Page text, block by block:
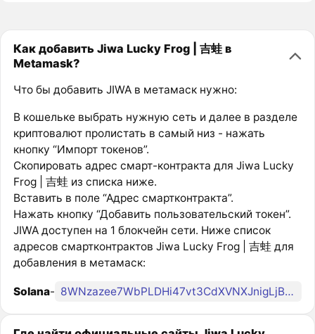
Как добавить Jiwa Lucky Frog | 吉蛙 в
Metamask?
Что бы добавить JIWA в метамаск нужно:
В кошельке выбрать нужную сеть и далее в разделе
криптовалют пролистать в самый низ - нажать
кнопку “Импорт токенов”.
Скопировать адрес смарт-контракта для Jiwa Lucky
Frog | 吉蛙 из списка ниже.
Вставить в поле “Адрес смартконтракта”.
Нажать кнопку “Добавить пользовательский токен”.
JIWA доступен на 1 блокчейн сети. Ниже список
адресов смартконтрактов Jiwa Lucky Frog | 吉蛙 для
добавления в метамаск:
Solana- 8WNzazee7WbPLDHi47vt3CdXVNXJnigLjBMmGmXgpump